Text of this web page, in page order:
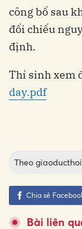
công bố sau
đối chiếu
định.
Thí sinh xem
day.pdf
Theo
Chia sẻ
Bài liên